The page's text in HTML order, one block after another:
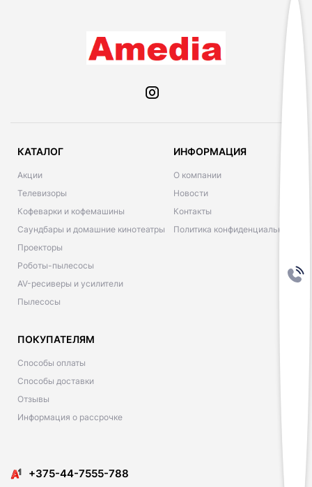
КАТАЛОГ
Акции
Телевизоры
Кофеварки и кофемашины
Саундбары и домашние кинотеатры
Проекторы
Роботы-пылесосы
AV-ресиверы и усилители
Пылесосы
ИНФОРМАЦИЯ
О компании
Новости
Контакты
Политика конфиденциальности
ПОКУПАТЕЛЯМ
Способы оплаты
Способы доставки
Отзывы
Информация о рассрочке
​​+375-44-7555-788